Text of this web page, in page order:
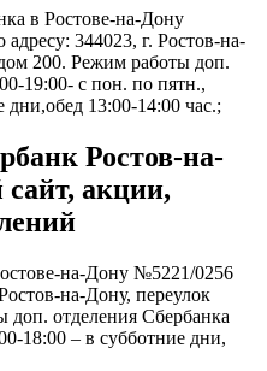
в Ростове-на-Дону
344023, г. Ростов-на-
200. Режим работы доп.
19:00- с пон. по пятн.,
дни,обед 13:00-14:00 час.;
Ростов-на-
акции,
на-Дону №5221/0256
на-Дону, переулок
отделения Сбербанка
18:00 – в субботние дни,